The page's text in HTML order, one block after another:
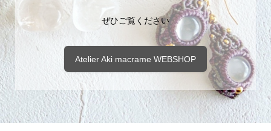
ぜひご覧ください
Atelier Aki macrame WEBSHOP